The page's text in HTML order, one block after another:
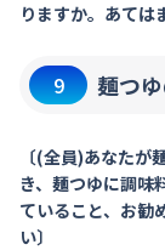
りますか。あては
9 麺つ
〔(全員)あなたが
き、麺つゆに調味
ていること、お勧
い〕